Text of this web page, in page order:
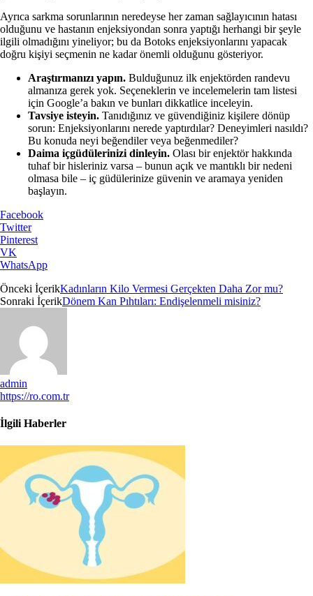
Ayrıca sarkma sorunlarının neredeyse her zaman sağlayıcının hatası
olduğunu ve hastanın enjeksiyondan sonra yaptığı herhangi bir şeyle
ilgili olmadığını yineliyor; bu da Botoks enjeksiyonlarını yapacak
doğru kişiyi seçmenin ne kadar önemli olduğunu gösteriyor.
Araştırmanızı yapın. Bulduğunuz ilk enjektörden randevu
almanıza gerek yok. Seçeneklerin ve incelemelerin tam listesi
için Google’a bakın ve bunları dikkatlice inceleyin.
Tavsiye isteyin. Tanıdığınız ve güvendiğiniz kişilere dönüp
sorun: Enjeksiyonlarını nerede yaptırdılar? Deneyimleri nasıldı?
Bu konuda neyi beğendiler veya beğenmediler?
Daima içgüdülerinizi dinleyin. Olası bir enjektör hakkında
tuhaf bir hisleriniz varsa – bunun açık ve mantıklı bir nedeni
olmasa bile – iç güdülerinize güvenin ve aramaya yeniden
başlayın.
Facebook
Twitter
Pinterest
VK
WhatsApp
Önceki İçerikKadınların Kilo Vermesi Gerçekten Daha Zor mu?
Sonraki İçerikDönem Kan Pıhtıları: Endişelenmeli misiniz?
admin
https://ro.com.tr
İlgili Haberler